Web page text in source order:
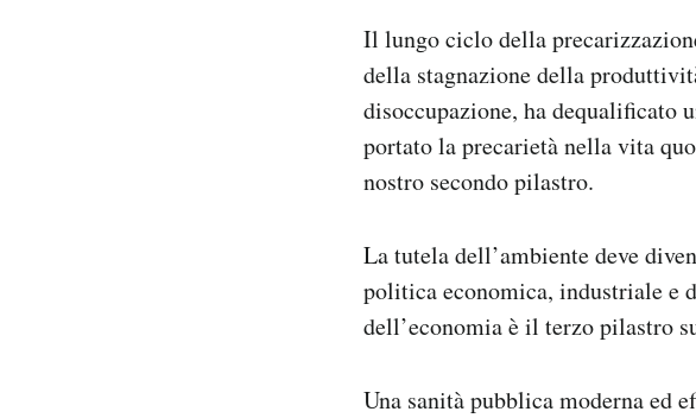
Il lungo ciclo della
della stagnazione della
disoccupazione, ha dequalificato
portato la precarietà nella vita
nostro secondo pilastro.
La tutela dell’ambiente deve
politica economica, industriale e
dell’economia è il terzo pilastro
Una sanità pubblica moderna ed